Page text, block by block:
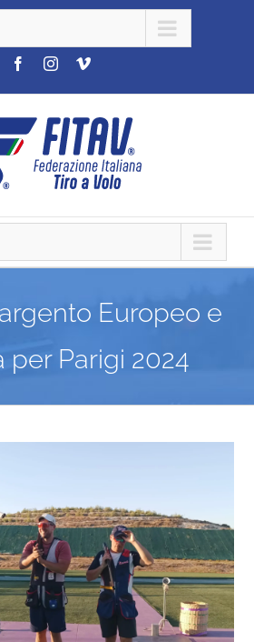
FacebookInstagramVimeo
Europeo e
per Parigi 2024